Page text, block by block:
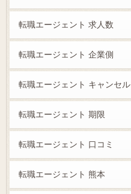
転職エージェント 求人数
転職エージェント 企業側
転職エージェント キャンセル
転職エージェント 期限
転職エージェント 口コミ
転職エージェント 熊本